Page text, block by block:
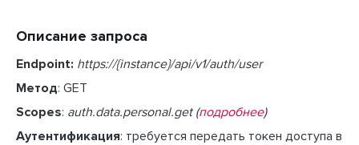
Описание запроса
Endpoint: https://{instance}/api/v1/auth/user
Метод: GET
Scopes: auth.data.personal.get (подробнее)
Аутентификация: требуется передать токен доступа в